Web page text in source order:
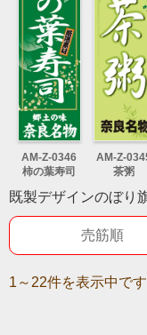
AM-Z-0346
柿の葉寿司
AM-Z-
茶粥
既製デザインのぼり
売筋順
1～22件を表示中です